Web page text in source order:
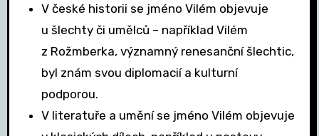
V české historii se jméno Vilém objevuje
u šlechty či umělců – například Vilém
z Rožmberka, významný renesanční šlechtic,
byl znám svou diplomacií a kulturní
podporou.
V literatuře a umění se jméno Vilém objevuje